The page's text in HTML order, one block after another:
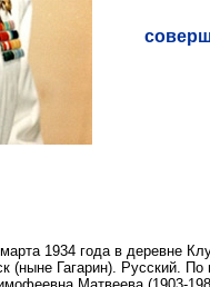
1934 года в деревне
(ныне Гагарин). Русский.